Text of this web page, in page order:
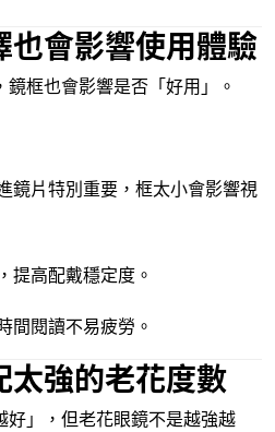
也會影響使用體驗
框也會影響是否「好用」。
鏡片特別重要，框太小會影響視
提高配戴穩定度。
間閱讀不易疲勞。
太強的老花度數
」，但老花眼鏡不是越強越